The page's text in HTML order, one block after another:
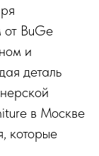
BuGe
и
деталь
в Москве
которые